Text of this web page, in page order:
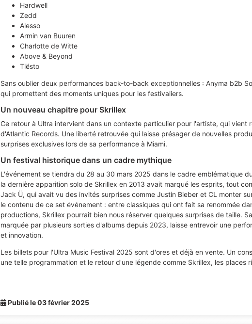
Hardwell
Zedd
Alesso
Armin van Buuren
Charlotte de Witte
Above & Beyond
Tiësto
Sans oublier deux performances back-to-back exceptionnelles : Anyma b2b
qui promettent des moments uniques pour les festivaliers.
Un nouveau chapitre pour Skrillex
Ce retour à Ultra intervient dans un contexte particulier pour l'artiste, qui vient
d'Atlantic Records. Une liberté retrouvée qui laisse présager de nouvelles
surprises exclusives lors de sa performance à Miami.
Un festival historique dans un cadre mythique
L'événement se tiendra du 28 au 30 mars 2025 dans le cadre emblématique
la dernière apparition solo de Skrillex en 2013 avait marqué les esprits, tout
Jack Ü, qui avait vu des invités surprises comme Justin Bieber et CL monter
le contenu de ce set événement : entre classiques qui ont fait sa renommée
productions, Skrillex pourrait bien nous réserver quelques surprises de taille.
marquée par plusieurs sorties d'albums depuis 2023, laisse entrevoir une
et innovation.
Les billets pour l'Ultra Music Festival 2025 sont d'ores et déjà en vente. Un
une telle programmation et le retour d'une légende comme Skrillex, les places
Publié le 03 février 2025